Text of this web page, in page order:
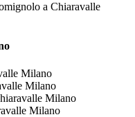
a Chiaravalle
Milano
Milano
Milano
Milano